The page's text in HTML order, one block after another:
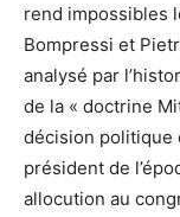
rend impossibles
Bompressi et
analysé par
de la « doctrine
décision politique
président de
allocution au